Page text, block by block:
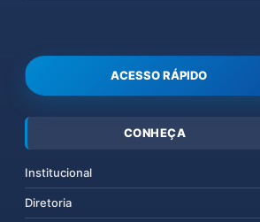
ACESSO RÁPIDO
CONHEÇA
Institucional
Diretoria